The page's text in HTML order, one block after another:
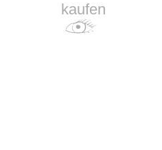
kaufen